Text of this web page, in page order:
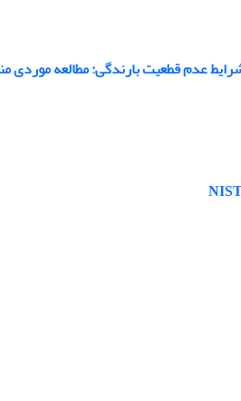
عدم قطعیت بارندگی: مطالعه موردی